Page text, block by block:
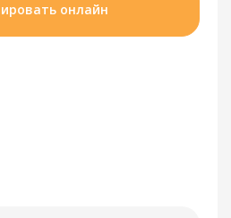
онлайн